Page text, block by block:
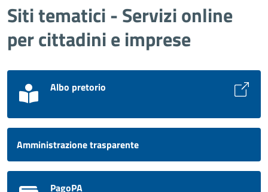
Siti tematici - Servizi online
per cittadini e imprese
Albo pretorio
Amministrazione trasparente
PagoPA